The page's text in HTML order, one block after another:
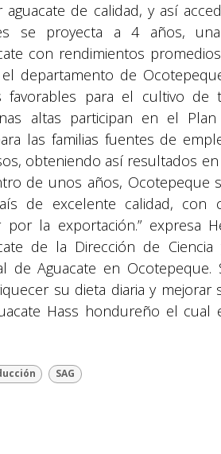
de calidad, y así
se proyecta a 4 años,
con rendimientos
departamento de
favorables para el cultivo
altas participan en el Plan
las familias fuentes de
obteniendo así resultados
de unos años, Ocotepeque
de excelente calidad, con
la exportación.” expresa
de la Dirección de Ciencia
de Aguacate en Ocotepeque.
su dieta diaria y mejorar
Hass hondureño el cual
SAG
Medios, es una
católica en
por la Fundación para la
Comunicación Social.